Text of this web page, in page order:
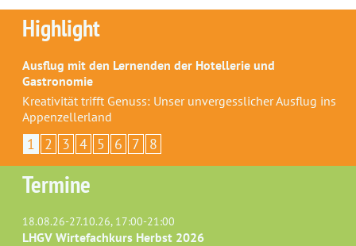
Highlight
Ausflug mit den Lernenden der Hotellerie und
Gastronomie
Kreativität trifft Genuss: Unser unvergesslicher Ausflug ins
Appenzellerland
1 2 3 4 5 6 7 8
Termine
18.08.26-27.10.26, 17:00-21:00
LHGV Wirtefachkurs Herbst 2026